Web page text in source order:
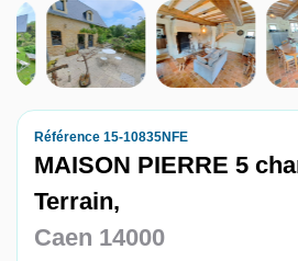
Nous rejoindre
Référence 15-10835NFE
MAISON PIERRE 5
Terrain,
Caen 14000